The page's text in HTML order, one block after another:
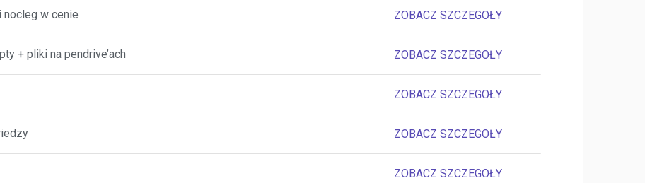
nocleg w cenie ZOBACZ SZCZEGOŁY
+ pliki na pendrive’ach ZOBACZ SZCZEGOŁY
ZOBACZ SZCZEGOŁY
ZOBACZ SZCZEGOŁY
ZOBACZ SZCZEGOŁY